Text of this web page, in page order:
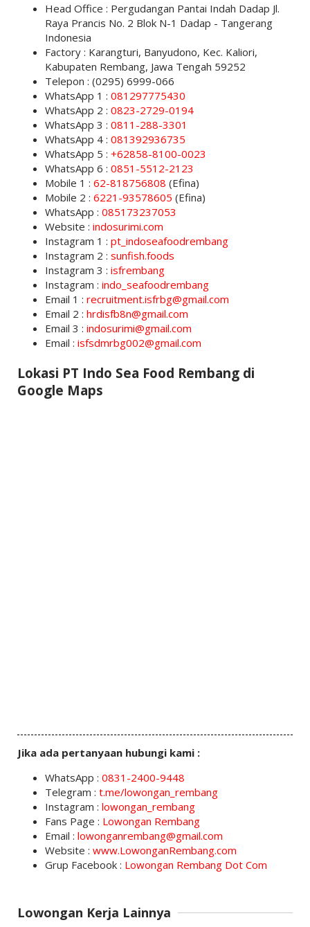
Head Office : Pergudangan Pantai Indah Dadap Jl.
Raya Prancis No. 2 Blok N-1 Dadap - Tangerang
Indonesia
Factory : Karangturi, Banyudono, Kec. Kaliori,
Kabupaten Rembang, Jawa Tengah 59252
Telepon : (0295) 6999-066
WhatsApp 1 : 081297775430
WhatsApp 2 : 0823-2729-0194
WhatsApp 3 : 0811-288-3301
WhatsApp 4 : 081392936735
WhatsApp 5 : +62858-8100-0023
WhatsApp 6 : 0851-5512-2123
Mobile 1 : 62-818756808 (Efina)
Mobile 2 : 6221-93578605 (Efina)
WhatsApp : 085173237053
Website : indosurimi.com
Instagram 1 : pt_indoseafoodrembang
Instagram 2 : sunfish.foods
Instagram 3 : isfrembang
Instagram : indo_seafoodrembang
Email 1 : recruitment.isfrbg@gmail.com
Email 2 : hrdisfb8n@gmail.com
Email 3 : indosurimi@gmail.com
Email : isfsdmrbg002@gmail.com
Lokasi PT Indo Sea Food Rembang di
Google Maps
Jika ada pertanyaan hubungi kami :
WhatsApp : 0831-2400-9448
Telegram : t.me/lowongan_rembang
Instagram : lowongan_rembang
Fans Page : Lowongan Rembang
Email : lowonganrembang@gmail.com
Website : www.LowonganRembang.com
Grup Facebook : Lowongan Rembang Dot Com
Lowongan Kerja Lainnya